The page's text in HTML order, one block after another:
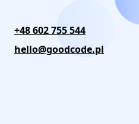
Telefon
+48 602 755 544
Email
hello@goodcode.pl